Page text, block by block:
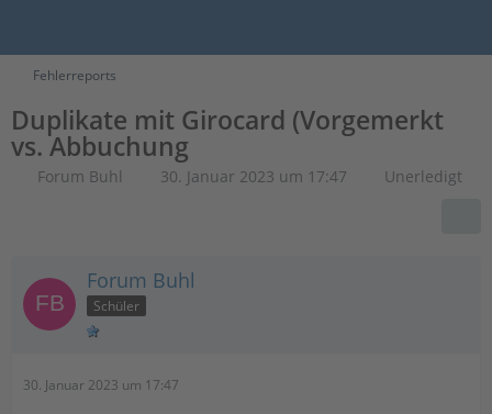
Fehlerreports
Duplikate mit Girocard (Vorgemerkt
vs. Abbuchung
Forum Buhl 30. Januar 2023 um 17:47 Unerledigt
Forum Buhl
Schüler
30. Januar 2023 um 17:47